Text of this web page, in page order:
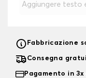
Aggiungere testo
Fabbricazione
Consegna
Pagamento in